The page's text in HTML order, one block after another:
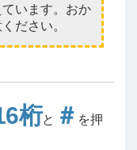
います。おか
ださい。
桁と ＃ を押